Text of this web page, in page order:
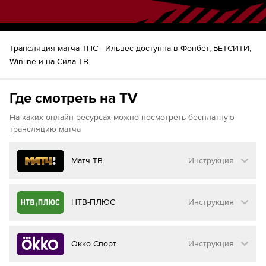
Трансляция матча TПC - Ильвес доступна в Фонбет, БЕТСИТИ,
Winline и на Сила ТВ
Где смотреть на TV
На каких онлайн-ресурсах можно посмотреть бесплатную
трансляцию матча
Матч ТВ Инструкция
Как смотреть бесплатно трансляцию матча
Матч ТВ
Инструкция
Перейдите на сайт МАТЧ ТВ
НТВ-ПЛЮС Инструкция
Как смотреть бесплатно трансляцию матча
на НТВ ПЛЮС
Окко Спорт Инструкция